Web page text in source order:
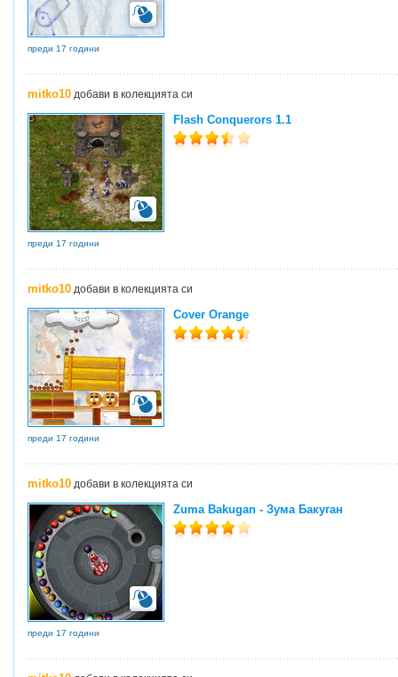
преди 17 години
mitko10 добави в колекцията си
Flash Conquerors 1.1
преди 17 години
mitko10 добави в колекцията си
Cover Orange
преди 17 години
mitko10 добави в колекцията си
Zuma Bakugan - Зума Бакуган
преди 17 години